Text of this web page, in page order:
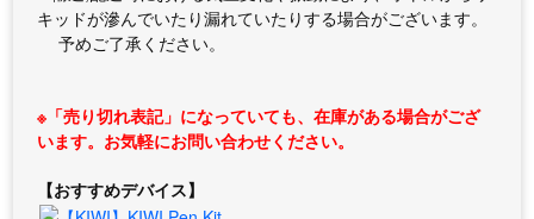
キッドが滲んでいたり漏れていたりする場合がございます。
予めご了承ください。
※「売り切れ表記」になっていても、在庫がある場合がござ
います。お気軽にお問い合わせください。
【おすすめデバイス】